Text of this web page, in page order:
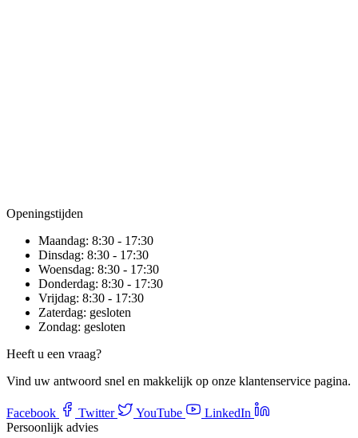
Openingstijden
Maandag: 8:30 - 17:30
Dinsdag: 8:30 - 17:30
Woensdag: 8:30 - 17:30
Donderdag: 8:30 - 17:30
Vrijdag: 8:30 - 17:30
Zaterdag: gesloten
Zondag: gesloten
Heeft u een vraag?
Vind uw antwoord snel en makkelijk op onze klantenservice pagina.
Facebook Twitter YouTube
LinkedIn
Persoonlijk advies